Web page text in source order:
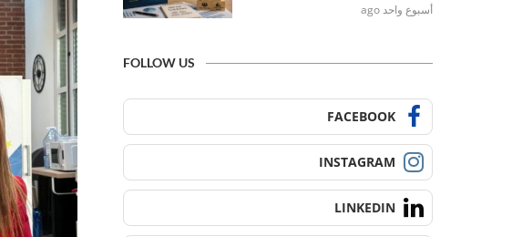
أسبوع واحد ago
FOLLOW US
FACEBOOK
INSTAGRAM
LINKEDIN